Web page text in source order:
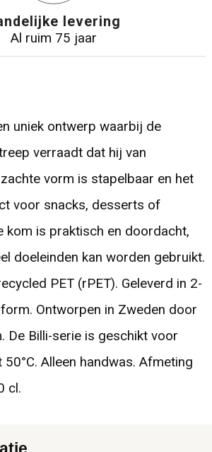
levering
Al ruim 75 jaar
uniek ontwerp waarbij de
verraadt dat hij van
vorm is stapelbaar en het
voor snacks, desserts of
kom is praktisch en doordacht,
doeleinden kan worden gebruikt.
PET (rPET). Geleverd in 2-
Ontworpen in Zweden door
De Billi-serie is geschikt voor
Alleen handwas. Afmeting
cl.